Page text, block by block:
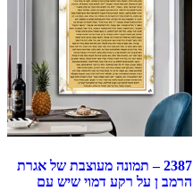
2387 – תמונה מעוצבת של אגרת
הרמב ן על רקע דמוי שיש עם